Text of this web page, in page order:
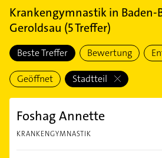
Krankengymnastikin Baden-
Geroldsau (5Treffer)
Beste Treffer Bewertung
Geöffnet Stadtteil
Foshag Annette
KRANKENGYMNASTIK